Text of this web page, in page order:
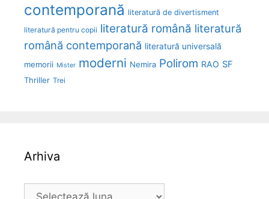
contemporană literatură de divertisment
literatură pentru copii literatură română literatură
română contemporană literatură universală
memorii Mister moderni Nemira Polirom RAO SF
Thriller Trei
Arhiva
Arhiva